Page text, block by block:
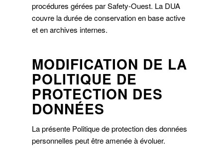
procédures gérées par Safety-Ouest. La DUA
couvre la durée de conservation en base active
et en archives internes.
MODIFICATION DE LA
POLITIQUE DE
PROTECTION DES
DONNÉES
La présente Politique de protection des données
personnelles peut être amenée à évoluer.